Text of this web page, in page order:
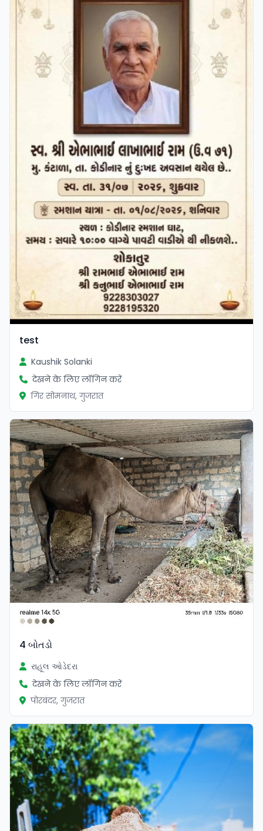
test
Kaushik Solanki
देखने के लिए लॉगिन करें
गिर सोमनाथ, गुजरात
4 બોતડો
રાહૂલ ઓડેદરા
देखने के लिए लॉगिन करें
पोरबंदर, गुजरात